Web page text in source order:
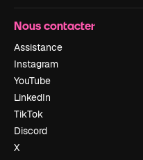
Nous contacter
Assistance
Instagram
YouTube
LinkedIn
TikTok
Discord
X